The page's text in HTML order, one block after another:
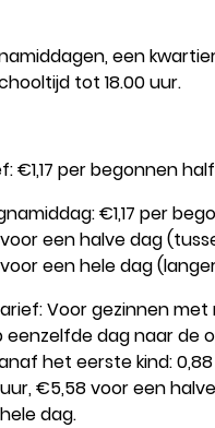
een
tot 18.00 uur.
€1,17 per begonnen
€1,17 per
een halve dag
een hele dag
Voor gezinnen met
eenzelfde dag naar de
het eerste kind:
€5,58 voor een
dag.